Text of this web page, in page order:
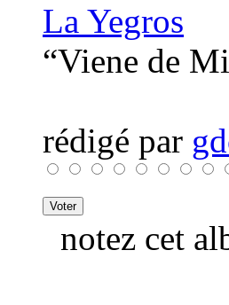
La Yegros
“Viene de
rédigé par
notez cet